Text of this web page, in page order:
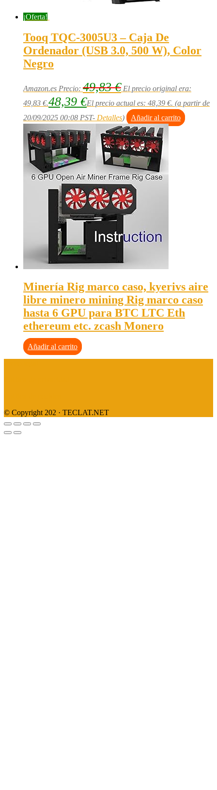
¡Oferta!
Tooq TQC-3005U3 – Caja De
Ordenador (USB 3.0, 500 W), Color
Negro
Amazon.es Precio: 49,83€ El precio original era:
49,83 €.48,39 €El precio actual es: 48,39 €. (a partir de
20/09/2025 00:08 PST- Detalles) Añadir al carrito
Minería Rig marco caso, kyerivs aire
libre minero mining Rig marco caso
hasta 6 GPU para BTC LTC Eth
ethereum etc. zcash Monero
Añadir al carrito
© Copyright 202 · TECLAT.NET